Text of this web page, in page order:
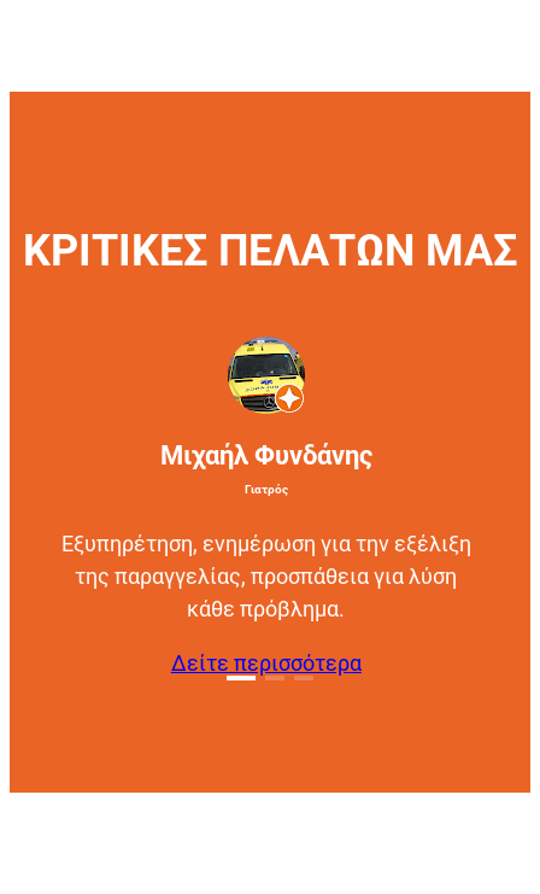
ΚΡΙΤΙΚΕΣ ΠΕΛΑΤΩΝ ΜΑΣ
Μιχαήλ Φυνδάνης
Γιατρός
Εξυπηρέτηση, ενημέρωση για την εξέλιξη
της παραγγελίας, προσπάθεια για λύση
κάθε πρόβλημα.
Δείτε περισσότερα